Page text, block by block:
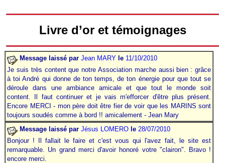
Livre d’or et témoignages
Message laissé par Jean MARY le 11/10/2010
Je suis très content que notre Association marche aussi bien : grâce
à toi André qui donne de ton temps, de ton énergie pour que tout se
déroule dans une ambiance amicale et que tout le monde soit
content. Il faut continuer et je vais m'efforcer d'être plus présent.
Encore MERCI - mon père doit être fier de voir que les MARINS sont
toujours soudés comme à bord !! amicalement - Jean Mary
Message laissé par Jésus LOMERO le 28/07/2010
Bonjour ! Il fallait le faire et c'est vous qui l'avez fait, le site est
remarquable. Un grand merci d'avoir honoré votre "clairon". Bravo !
encore merci.